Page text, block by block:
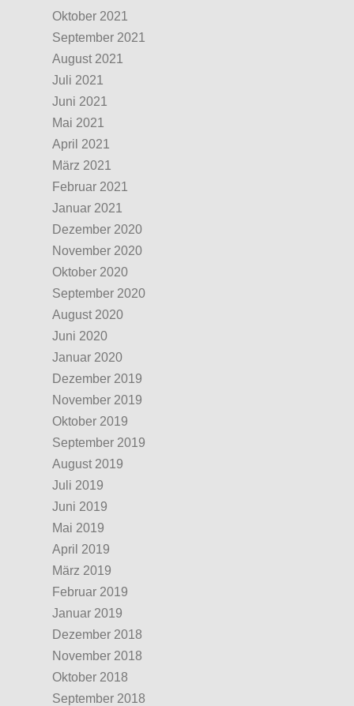
Oktober 2021
September 2021
August 2021
Juli 2021
Juni 2021
Mai 2021
April 2021
März 2021
Februar 2021
Januar 2021
Dezember 2020
November 2020
Oktober 2020
September 2020
August 2020
Juni 2020
Januar 2020
Dezember 2019
November 2019
Oktober 2019
September 2019
August 2019
Juli 2019
Juni 2019
Mai 2019
April 2019
März 2019
Februar 2019
Januar 2019
Dezember 2018
November 2018
Oktober 2018
September 2018